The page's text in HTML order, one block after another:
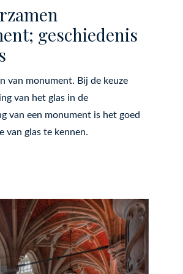
geschiedenis
van monument. Bij de keuze
van het glas in de
van een monument is het goed
van glas te kennen.